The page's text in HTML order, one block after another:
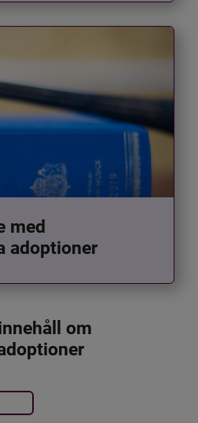
med
adoptioner
om
automatiskt